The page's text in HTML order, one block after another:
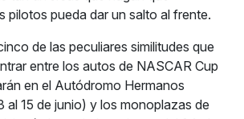
pilotos pueda dar un salto al frente.
de las peculiares similitudes que
entre los autos de NASCAR Cup
en el Autódromo Hermanos
al 15 de junio) y los monoplazas de